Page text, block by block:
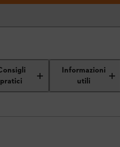
pratici
Informazioni
utili